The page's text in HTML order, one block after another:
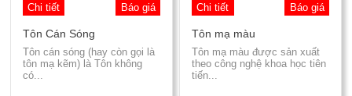
Các Loại Cửa
Ốc Vít
Cuộn Inox
Chi tiết Báo giá
Tôn Cán Sóng
Tôn cán sóng (hay còn gọi là
tôn mạ kẽm) là Tôn không
có...
Chi tiết Báo giá
Tôn mạ màu
Tôn mạ màu được sản xuất
theo công nghệ khoa học tiên
tiến...